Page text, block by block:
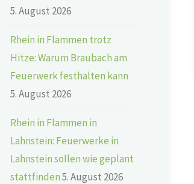
5. August 2026
Rhein in Flammen trotz
Hitze: Warum Braubach am
Feuerwerk festhalten kann
5. August 2026
Rhein in Flammen in
Lahnstein: Feuerwerke in
Lahnstein sollen wie geplant
stattfinden5. August 2026